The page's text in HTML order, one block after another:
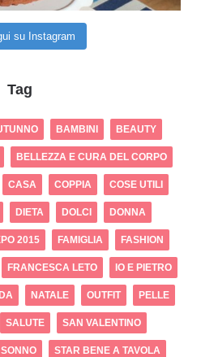
su Instagram
Tag
BAMBINI BEAUTY
BELLEZZA E CURA DEL CORPO
CASA COPPIA COSE UTILI
DIETA DOLCI DONNA
2015 FAMIGLIA FASHION
FRANCESCA LETO IO E PIETRO
NATALE OUTFIT PELLE
SALUTE SAN VALENTINO
SONNO STAR BENE A TAVOLA